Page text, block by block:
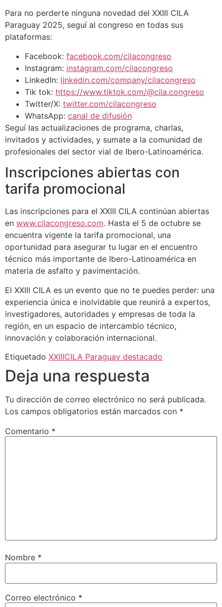
Para no perderte ninguna novedad del XXIII CILA
Paraguay 2025, seguí al congreso en todas sus
plataformas:
Facebook: facebook.com/cilacongreso
Instagram: instagram.com/cilacongreso
LinkedIn: linkedin.com/company/cilacongreso
Tik tok: https://www.tiktok.com/@cila.congreso
Twitter/X: twitter.com/cilacongreso
WhatsApp: canal de difusión
Seguí las actualizaciones de programa, charlas,
invitados y actividades, y sumate a la comunidad de
profesionales del sector vial de Ibero-Latinoamérica.
Inscripciones abiertas con
tarifa promocional
Las inscripciones para el XXIII CILA continúan abiertas
en www.cilacongreso.com. Hasta el 5 de octubre se
encuentra vigente la tarifa promocional, una
oportunidad para asegurar tu lugar en el encuentro
técnico más importante de Ibero-Latinoamérica en
materia de asfalto y pavimentación.
El XXIII CILA es un evento que no te puedes perder: una
experiencia única e inolvidable que reunirá a expertos,
investigadores, autoridades y empresas de toda la
región, en un espacio de intercambio técnico,
innovación y colaboración internacional.
Etiquetado XXIIICILA Paraguay destacado
Deja una respuesta
Tu dirección de correo electrónico no será publicada.
Los campos obligatorios están marcados con *
Comentario *
Nombre *
Correo electrónico *